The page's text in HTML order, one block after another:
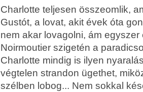
Charlotte teljesen összeomlik,
Gustót, a lovat, akit évek óta
nem akar lovagolni, ám egyszer
Noirmoutier szigetén a
Charlotte mindig is ilyen
végtelen strandon ügethet,
szélben lobog... Nem sokkal